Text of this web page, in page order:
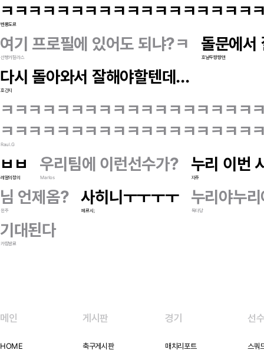
ㅋㅋㅋㅋㅋㅋㅋㅋㅋㅋㅋㅋㅋㅋㅋㅋㅋㅋ
벤롱도르
여기 프로필에 있어도 되냐?ㅋ
선빵카질라스
돌문에서
호날두짱짱맨
다시 돌아와서 잘해야할텐데...
호간지
ㅋㅋㅋㅋㅋㅋㅋㅋㅋㅋㅋㅋㅋㅋㅋㅋㅋㅋ
ㅋㅋㅋㅋㅋㅋㅋㅋㅋㅋㅋㅋㅋㅋㅋㅋㅋㅋ
Raul.G
ㅂㅂ
레알의정의
우리팀에 이런선수가?
Marlos
누리 이번
지쥬
님 언제옴?
원주
사히니ㅜㅜㅜㅜ
페르시;
누리야누
독타당
기대된다
카림발료
메인
HOME
게시판
축구게시판
경기
매치리포트
선
스쿼